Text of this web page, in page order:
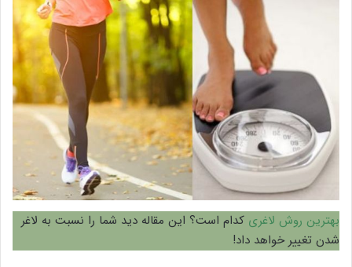
بهترین روش لاغری کدام است؟ این مقاله دید شما را نسبت به لاغر
شدن تغییر خواهد داد!